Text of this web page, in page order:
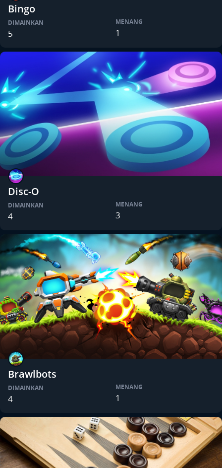
Bingo
DIMAINKAN
5
MENANG
1
Disc-O
DIMAINKAN
4
MENANG
3
Brawlbots
DIMAINKAN
4
MENANG
1